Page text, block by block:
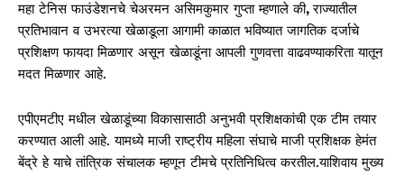
महा टेनिस फाउंडेशनचे चेअरमन असिमकुमार गुप्ता म्हणाले की,राज्यातील
प्रतिभावान व उभरत्या खेळाडूला आगामी काळात भविष्यात जागतिक दर्जाचे
प्रशिक्षण फायदा मिळणार असूनखेळाडूंना आपली गुणवत्ता वाढवण्याकरिता यातून
मदत मिळणार आहे.
एपीएमटीए मधील खेळाडूंच्या विकासासाठी अनुभवी प्रशिक्षकांची एक टीम तयार
करण्यात आली आहे. यामध्ये माजी राष्ट्रीय महिला संघाचे माजी प्रशिक्षक हेमंत
बेंद्रे हे याचे तांत्रिक संचालक म्हणून टीमचे प्रतिनिधित्व करतील.याशिवाय मुख्य